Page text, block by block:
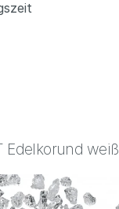
Edelkorund weiß